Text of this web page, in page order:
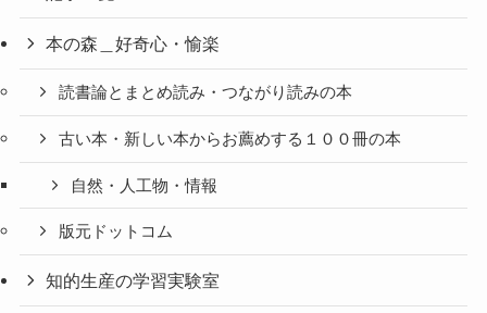
本の森＿好奇心・愉楽
読書論とまとめ読み・つながり読みの本
古い本・新しい本からお薦めする１００冊の本
自然・人工物・情報
版元ドットコム
知的生産の学習実験室